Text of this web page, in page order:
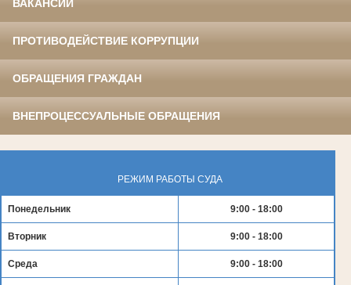
ВАКАНСИИ
ПРОТИВОДЕЙСТВИЕ КОРРУПЦИИ
ОБРАЩЕНИЯ ГРАЖДАН
ВНЕПРОЦЕССУАЛЬНЫЕ ОБРАЩЕНИЯ
РЕЖИМ РАБОТЫ СУДА
Понедельник 9:00 - 18:00
Вторник 9:00 - 18:00
Среда 9:00 - 18:00